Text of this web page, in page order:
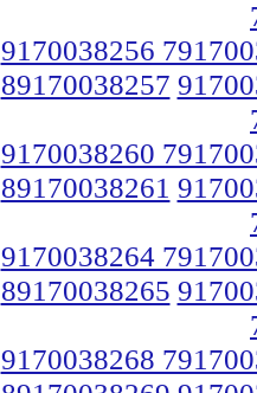
9170038256
89170038257
9170038260
89170038261
9170038264
89170038265
9170038268